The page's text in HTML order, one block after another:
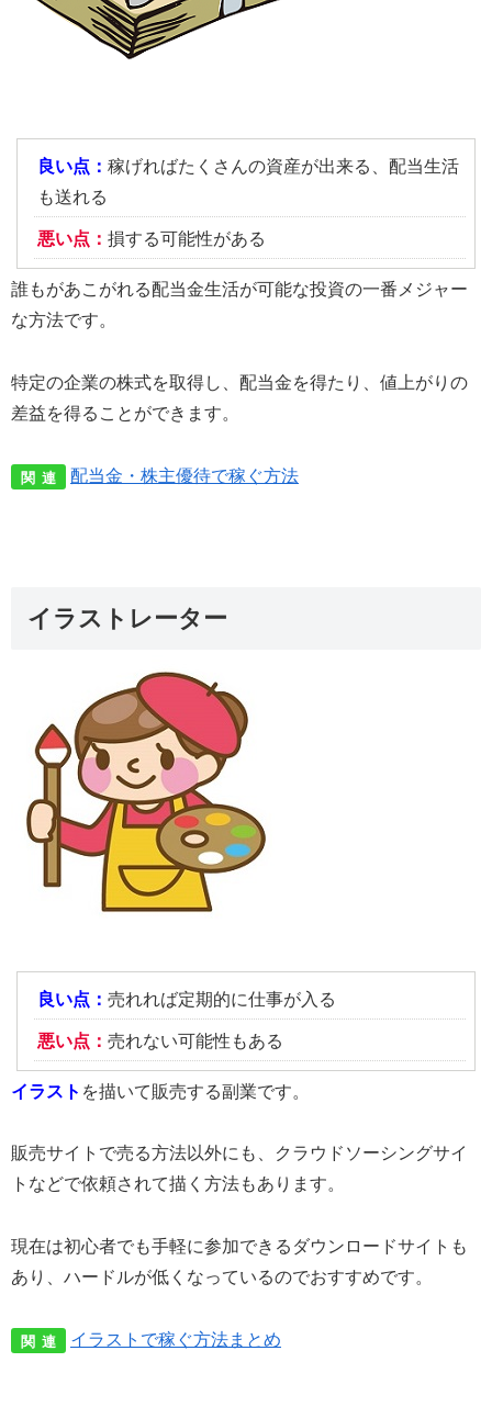
良い点： 稼げればたくさんの資産が出来る、配当生活
も送れる
悪い点： 損する可能性がある
誰もがあこがれる配当金生活が可能な投資の一番メジャー
な方法です。
特定の企業の株式を取得し、配当金を得たり、値上がりの
差益を得ることができます。
関 連 配当金・株主優待で稼ぐ方法
イラストレーター
良い点： 売れれば定期的に仕事が入る
悪い点： 売れない可能性もある
イラスト を描いて販売する副業です。
販売サイトで売る方法以外にも、クラウドソーシングサイ
トなどで依頼されて描く方法もあります。
現在は初心者でも手軽に参加できるダウンロードサイトも
あり、ハードルが低くなっているのでおすすめです。
関 連 イラストで稼ぐ方法まとめ